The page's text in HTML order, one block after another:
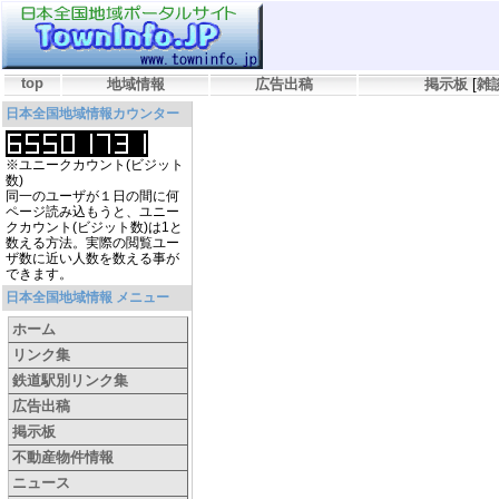
top 地域情報 広告出稿 掲示板 [雑
日本全国地域情報カウンター
※ユニークカウント(ビジット
数)
同一のユーザが１日の間に何
ページ読み込もうと、ユニー
クカウント(ビジット数)は1と
数える方法。実際の閲覧ユー
ザ数に近い人数を数える事が
できます。
日本全国地域情報 メニュー
ホーム
リンク集
鉄道駅別リンク集
広告出稿
掲示板
不動産物件情報
ニュース